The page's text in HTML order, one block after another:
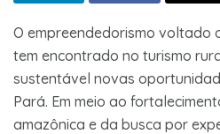
O empreendedorismo voltado
tem encontrado no turismo
sustentável novas
Pará. Em meio ao
amazônica e da busca por